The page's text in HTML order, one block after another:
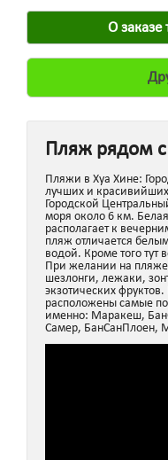
О заказе
Пляж рядом
Пляжи в Хуа Хине:
лучших и
Городской
моря около 6 км.
располагает к
пляж отличается
водой. Кроме того тут
При желании на пляже
шезлонги, лежаки,
экзотических
расположены самые
именно: Маракеш,
Самер, БанСанПлоен,